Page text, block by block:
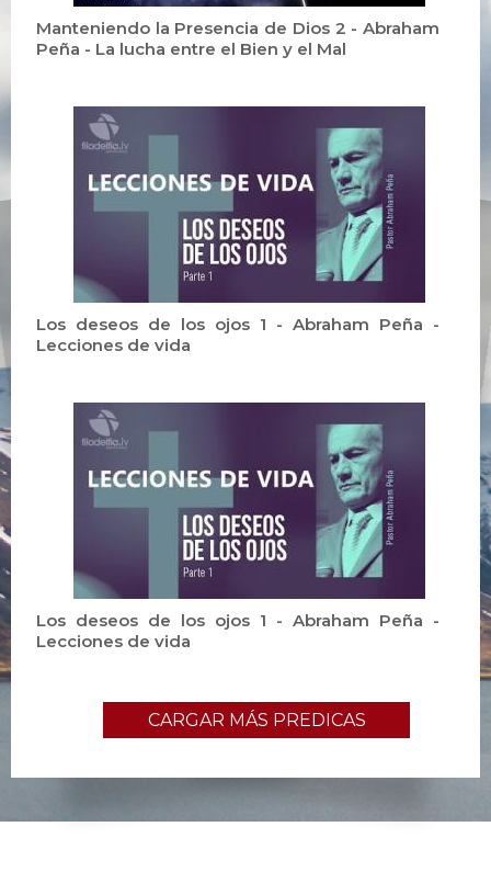
Manteniendo la Presencia de Dios 2 - Abraham
Peña - La lucha entre el Bien y el Mal
Los deseos de los ojos 1 - Abraham Peña -
Lecciones de vida
Los deseos de los ojos 1 - Abraham Peña -
Lecciones de vida
CARGAR MÁS PREDICAS